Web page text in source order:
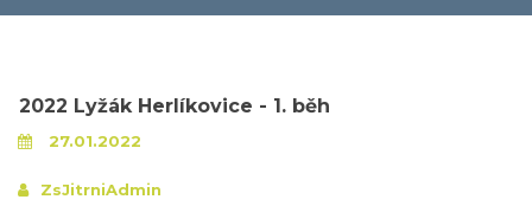
2022 Lyžák Herlíkovice - 1. běh
27.01.2022
ZsJitrniAdmin